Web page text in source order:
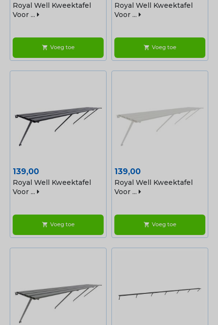
Royal Well Kweektafel
Voor ...
shopping_cart Voeg toe
Royal Well Kweektafel
Voor ...
shopping_cart Voeg toe
Prijs
139,00
Royal Well Kweektafel
Voor ...
shopping_cart Voeg toe
Prijs
139,00
Royal Well Kweektafel
Voor ...
shopping_cart Voeg toe